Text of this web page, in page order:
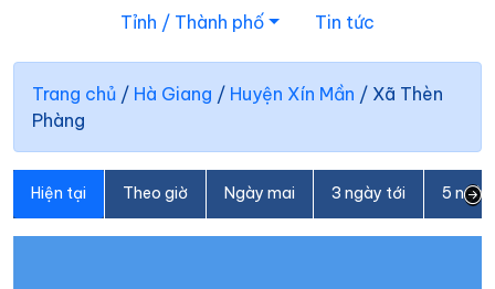
Tỉnh / Thành phố Tin tức
Trang chủ / Hà Giang / Huyện Xín Mần / Xã Thèn
Phàng
Hiện tại Theo giờ Ngày mai 3 ngày tới 5